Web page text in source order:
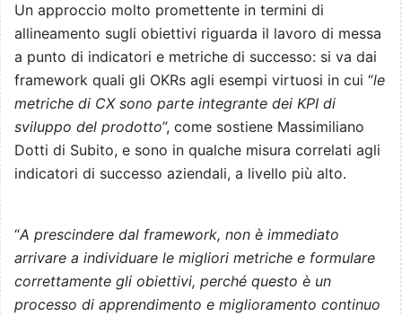
Un approccio molto promettente in termini di
allineamento sugli obiettivi riguarda il lavoro di messa
a punto di indicatori e metriche di successo: si va dai
framework quali gli OKRs agli esempi virtuosi in cui “le
metriche di CX sono parte integrante dei KPI di
sviluppo del prodotto”, come sostiene Massimiliano
Dotti di Subito, e sono in qualche misura correlati agli
indicatori di successo aziendali, a livello più alto.
“A prescindere dal framework, non è immediato
arrivare a individuare le migliori metriche e formulare
correttamente gli obiettivi, perché questo è un
processo di apprendimento e miglioramento continuo